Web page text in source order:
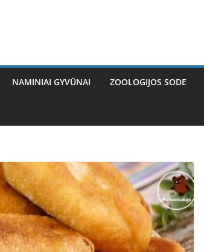
NAMINIAI GYVŪNAI ZOOLOGIJOS SODE